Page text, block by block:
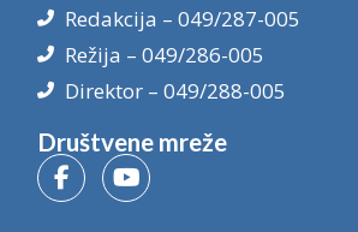
Redakcija – 049/287-005
Režija – 049/286-005
Direktor – 049/288-005
Društvene mreže